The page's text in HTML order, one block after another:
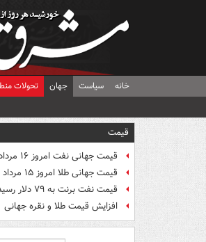
خانه سیاست جهان تحولات
قیمت
قیمت جهانی نفت امروز ۱۶ مرداد
قیمت جهانی طلا امروز ۱۵ مرداد
قیمت نفت برنت به ۷۹ دلار رسید
افزایش قیمت طلا و نقره جهانی